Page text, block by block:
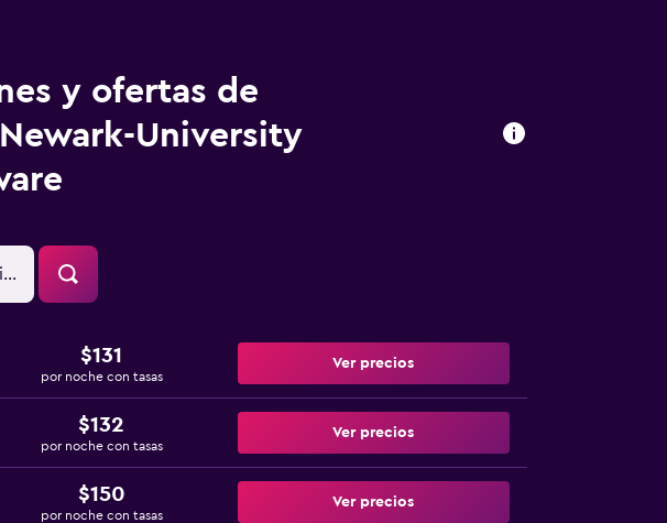
y ofertas de
University
$131
por noche con tasas
Ver precios
$132
por noche con tasas
Ver precios
$150
por noche con tasas
Ver precios